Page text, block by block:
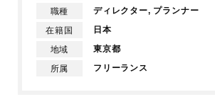
職種 ディレクター, プランナー
在籍国
日本
地域
東京都
所属
フリーランス